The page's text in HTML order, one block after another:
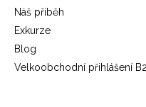
Náš příběh
Exkurze
Blog
Velkoobchodní přihlášení